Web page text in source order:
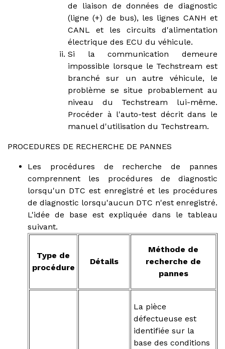
de liaison de données de diagnostic
(ligne (+) de bus), les lignes CANH et
CANL et les circuits d'alimentation
électrique des ECU du véhicule.
Si la communication demeure
impossible lorsque le Techstream est
branché sur un autre véhicule, le
problème se situe probablement au
niveau du Techstream lui-même.
Procéder à l'auto-test décrit dans le
manuel d'utilisation du Techstream.
PROCEDURES DE RECHERCHE DE PANNES
Les procédures de recherche de pannes
comprennent les procédures de diagnostic
lorsqu'un DTC est enregistré et les procédures
de diagnostic lorsqu'aucun DTC n'est enregistré.
L'idée de base est expliquée dans le tableau
suivant.
Type de
procédure
Détails
Méthode de
recherche de
pannes
La pièce
défectueuse est
identifiée sur la
base des conditions